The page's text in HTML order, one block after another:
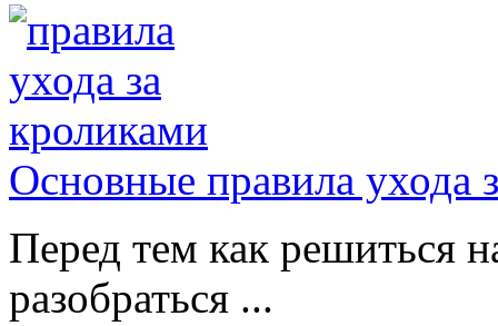
Основные правила ухода
Перед тем как решиться
разобраться ...